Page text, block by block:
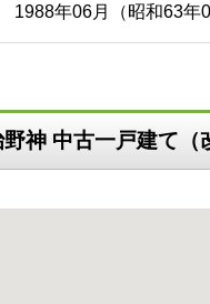
1988年06月（昭和63年
神 中古一戸建て